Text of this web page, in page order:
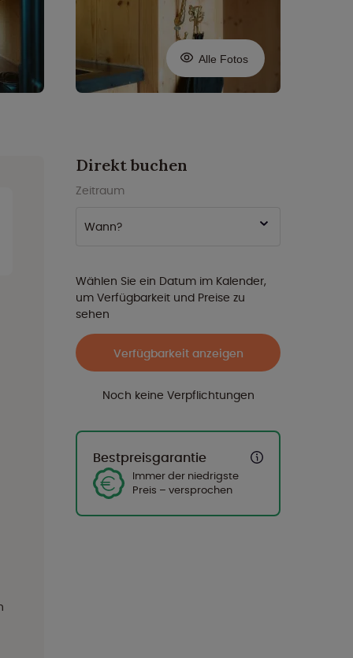
Alle Fotos
Direkt buchen
Zeitraum
Wann?
Wählen Sie ein Datum im Kalender,
um Verfügbarkeit und Preise zu
sehen
Verfügbarkeit anzeigen
Noch keine Verpflichtungen
Bestpreisgarantie
Immer der niedrigste
Preis – versprochen